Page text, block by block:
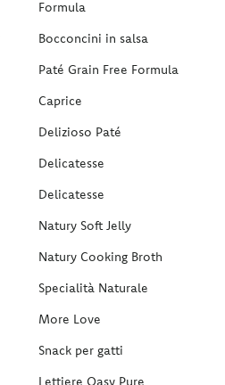
Formula
Bocconcini in salsa
Paté Grain Free Formula
Caprice
Delizioso Paté
Delicatesse
Delicatesse
Natury Soft Jelly
Natury Cooking Broth
Specialità Naturale
More Love
Snack per gatti
Lettiere Oasy Pure